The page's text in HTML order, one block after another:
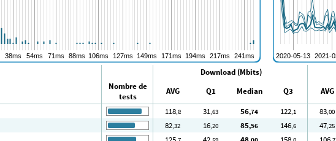
Download (Mbits)
Nombre de
tests
AVG Q1 Median Q3 AVG
118,8 31,63 56,74 122,1 83,00
82,32 16,20 85,56 146,6 47,25